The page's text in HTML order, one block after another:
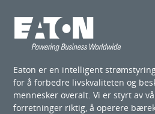
Eaton er en intelligent
for å forbedre livskvaliteten og
mennesker overalt. Vi er styrt av
forretninger riktig, å operere